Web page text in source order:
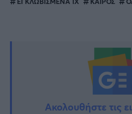
Ακολουθήστε τις